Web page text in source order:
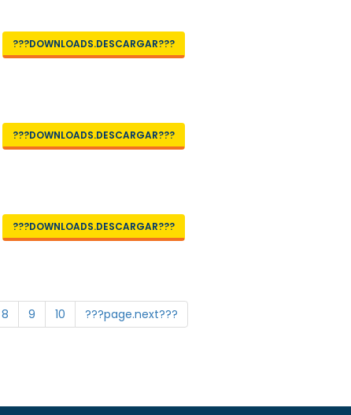
???DOWNLOADS.DESCARGAR???
???DOWNLOADS.DESCARGAR???
???DOWNLOADS.DESCARGAR???
8 9 10 ???page.next???